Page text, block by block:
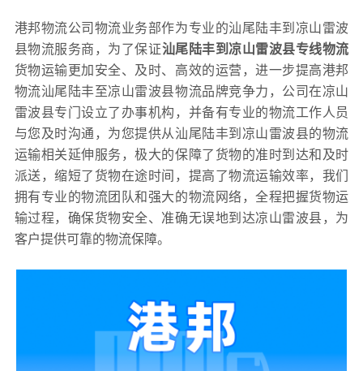
港邦物流公司物流业务部作为专业的汕尾陆丰到凉山雷波
县物流服务商，为了保证汕尾陆丰到凉山雷波县专线物流
货物运输更加安全、及时、高效的运营，进一步提高港邦
物流汕尾陆丰至凉山雷波县物流品牌竞争力，公司在凉山
雷波县专门设立了办事机构，并备有专业的物流工作人员
与您及时沟通，为您提供从汕尾陆丰到凉山雷波县的物流
运输相关延伸服务，极大的保障了货物的准时到达和及时
派送，缩短了货物在途时间，提高了物流运输效率，我们
拥有专业的物流团队和强大的物流网络，全程把握货物运
输过程，确保货物安全、准确无误地到达凉山雷波县，为
客户提供可靠的物流保障。